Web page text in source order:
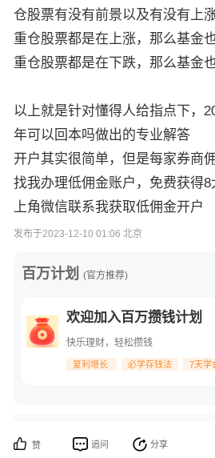
仓股票有没有前景以及有没有上
重仓股票都是在上涨，那么基金
重仓股票都是在下跌，那么基金
以上就是针对懂得人给指点下，
年可以回本吗做出的专业解答
开户其实很简单，但是每家券商
找我办理低佣金账户，免费获得
上角微信联系我获取低佣金开户
发布于2023-12-10 01:06 北京
百万计划 (官方推荐)
欢迎加入百万攒钱计划
快乐理财，轻松攒钱
复利增长 必学存钱法 7天学
赞 追问 分享